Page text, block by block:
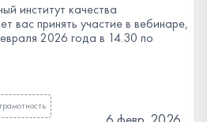
институт качества
вас принять участие в вебинаре,
2026 года в 14.30 по